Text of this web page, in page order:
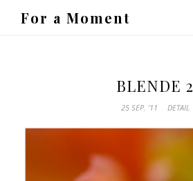
For a Moment
BLENDE 2
25 SEP. ’11 DETAIL